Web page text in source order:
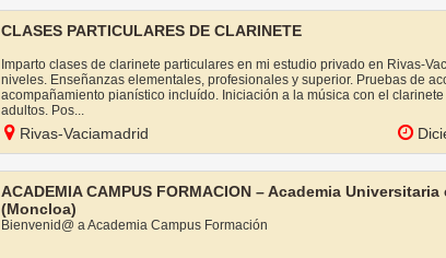
CLASES PARTICULARES DE CLARINETE
Imparto clases de clarinete particulares en mi estudio privado en Rivas-
niveles. Enseñanzas elementales, profesionales y superior. Pruebas de
acompañamiento pianístico incluído. Iniciación a la música con el
adultos. Pos...
Rivas-Vaciamadrid
ACADEMIA CAMPUS FORMACION – Academia Universitaria
(Moncloa)
Bienvenid@ a Academia Campus Formación